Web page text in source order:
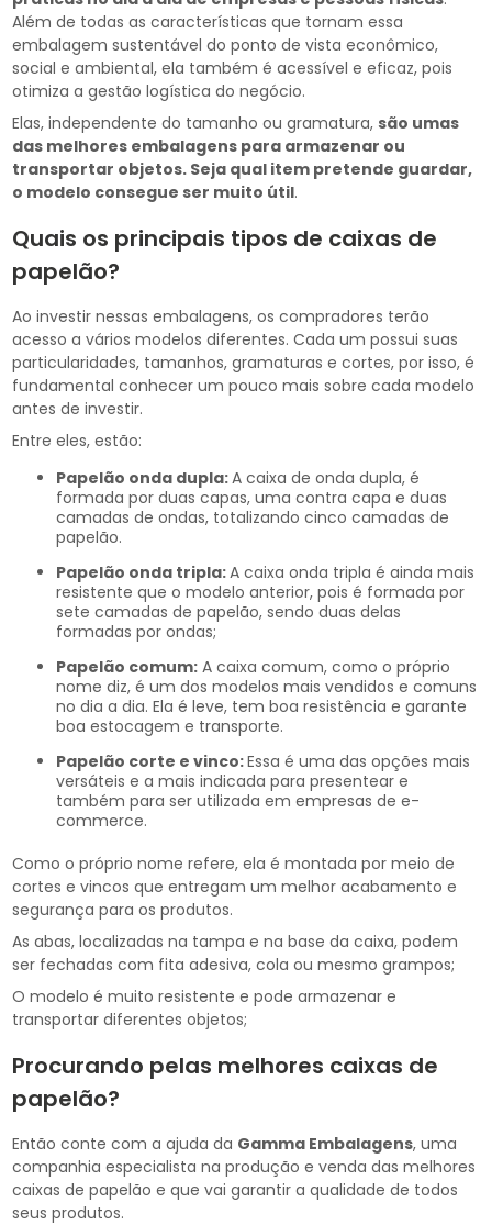
Além de todas as características que tornam essa
embalagem sustentável do ponto de vista econômico,
social e ambiental, ela também é acessível e eficaz, pois
otimiza a gestão logística do negócio.
Elas, independente do tamanho ou gramatura, são umas
das melhores embalagens para armazenar ou
transportar objetos. Seja qual item pretende guardar,
o modelo consegue ser muito útil.
Quais os principais tipos de caixas de
papelão?
Ao investir nessas embalagens, os compradores terão
acesso a vários modelos diferentes. Cada um possui suas
particularidades, tamanhos, gramaturas e cortes, por isso, é
fundamental conhecer um pouco mais sobre cada modelo
antes de investir.
Entre eles, estão:
Papelão onda dupla:A caixa de onda dupla, é
formada por duas capas, uma contra capa e duas
camadas de ondas, totalizando cinco camadas de
papelão.
Papelão onda tripla:A caixa onda tripla é ainda mais
resistente que o modelo anterior, pois é formada por
sete camadas de papelão, sendo duas delas
formadas por ondas;
Papelão comum: A caixa comum, como o próprio
nome diz, é um dos modelos mais vendidos e comuns
no dia a dia. Ela é leve, tem boa resistência e garante
boa estocagem e transporte.
Papelão corte e vinco:Essa é uma das opções mais
versáteis e a mais indicada para presentear e
também para ser utilizada em empresas de e-
commerce.
Como o próprio nome refere, ela é montada por meio de
cortes e vincos que entregam um melhor acabamento e
segurança para os produtos.
As abas, localizadas na tampa e na base da caixa, podem
ser fechadas com fita adesiva, cola ou mesmo grampos;
O modelo é muito resistente e pode armazenar e
transportar diferentes objetos;
Procurando pelas melhores caixas de
papelão?
Então conte com a ajuda da Gamma Embalagens, uma
companhia especialista na produção e venda das melhores
caixas de papelão e que vai garantir a qualidade de todos
seus produtos.